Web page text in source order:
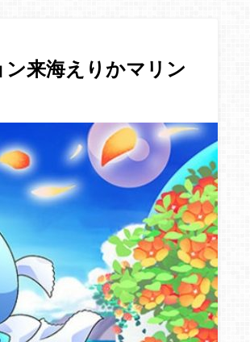
来海えりかマリン